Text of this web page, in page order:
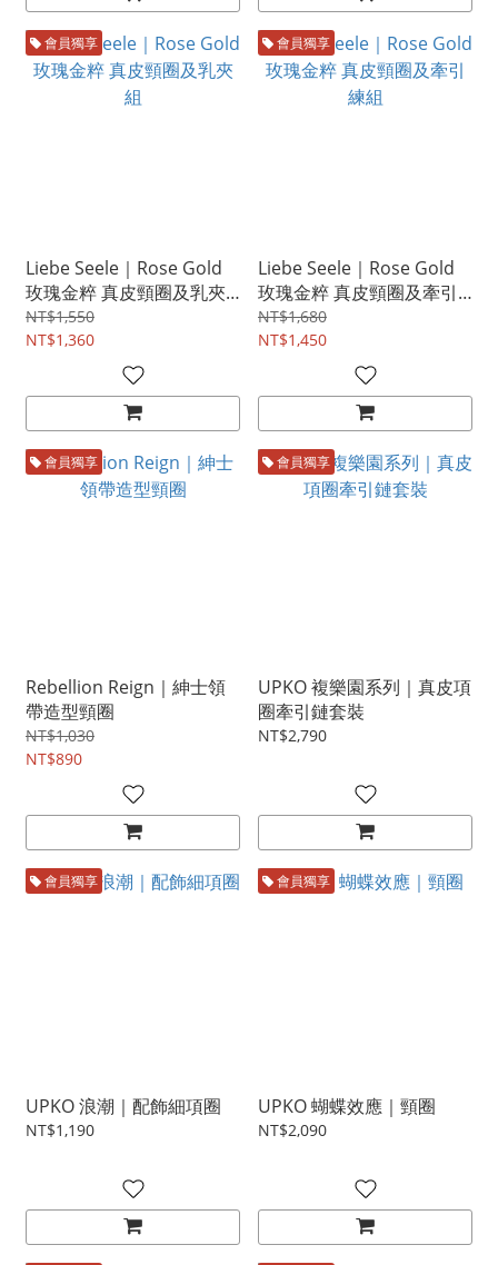
會員獨享
Liebe Seele｜Rose Gold
玫瑰金粹 真皮頸圈及乳夾
組
NT$1,550
NT$1,360
會員獨享
Liebe Seele｜Rose Gold
玫瑰金粹 真皮頸圈及牽引
練組
NT$1,680
NT$1,450
會員獨享
Rebellion Reign｜紳士領
帶造型頸圈
NT$1,030
NT$890
會員獨享
UPKO 複樂園系列｜真皮項
圈牽引鏈套裝
NT$2,790
會員獨享
UPKO 浪潮｜配飾細項圈
NT$1,190
會員獨享
UPKO 蝴蝶效應｜頸圈
NT$2,090